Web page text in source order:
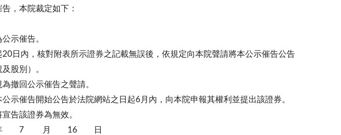
，本院裁定如下：
示催告。
日內，核對附表所示證券之記載無誤後，依規定向本院聲請將本公示催告公告
股別）。
撤回公示催告之聲請。
示催告開始公告於法院網站之日起6月內，向本院申報其權利並提出該證券。
告該證券為無效。
7 月 16 日